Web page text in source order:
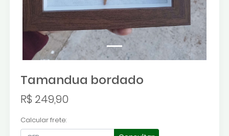
Tamandua bordado
R$ 249,90
Calcular frete: